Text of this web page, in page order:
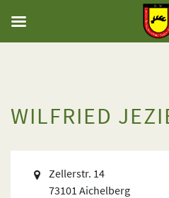
WILFRIED
Zellerstr. 14
73101 Aichelberg